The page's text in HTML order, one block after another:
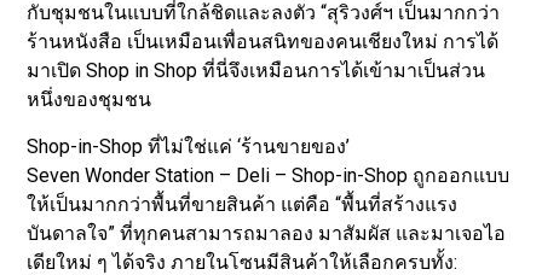
กับชุมชนในแบบที่ใกล้ชิดและลงตัว “สุริวงศ์ฯ เป็นมากกว่า
ร้านหนังสือ เป็นเหมือนเพื่อนสนิทของคนเชียงใหม่ การได้
มาเปิด Shop in Shop ที่นี่จึงเหมือนการได้เข้ามาเป็นส่วน
หนึ่งของชุมชน
Shop-in-Shop ที่ไม่ใช่แค่ ‘ร้านขายของ’
Seven Wonder Station – Deli – Shop-in-Shop ถูกออกแบบ
ให้เป็นมากกว่าพื้นที่ขายสินค้า แต่คือ “พื้นที่สร้างแรง
บันดาลใจ” ที่ทุกคนสามารถมาลอง มาสัมผัส และมาเจอไอ
เดียใหม่ ๆ ได้จริง ภายในโซนมีสินค้าให้เลือกครบทั้ง: